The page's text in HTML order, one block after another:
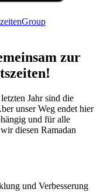
zur
Jahr sind die
unser Weg endet hier
und für alle
diesen Ramadan
und Verbesserung